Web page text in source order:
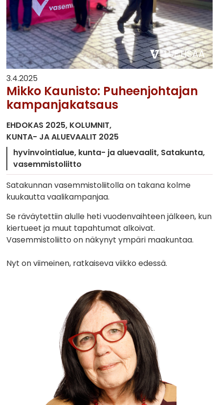
LUE LISÄÄ
3.4.2025
Mikko Kaunisto: Puheenjohtajan
kampanjakatsaus
EHDOKAS 2025 KOLUMNIT
KUNTA- JA ALUEVAALIT 2025
hyvinvointialue kunta- ja aluevaalit Satakunta
vasemmistoliitto
Satakunnan vasemmistoliitolla on takana kolme
kuukautta vaalikampanjaa.
Se räväytettiin alulle heti vuodenvaihteen jälkeen, kun
kiertueet ja muut tapahtumat alkoivat.
Vasemmistoliitto on näkynyt ympäri maakuntaa.
Nyt on viimeinen, ratkaiseva viikko edessä.